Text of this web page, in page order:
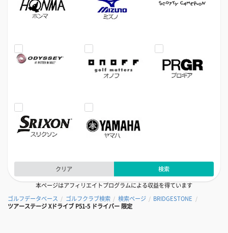
クリア
検索
本ページはアフィリエイトプログラムによる収益を得ています
ゴルフデータベース / ゴルフクラブ検索 / 検索ページ / BRIDGESTONE /
ツアーステージ Xドライブ P51-5 ドライバー 限定